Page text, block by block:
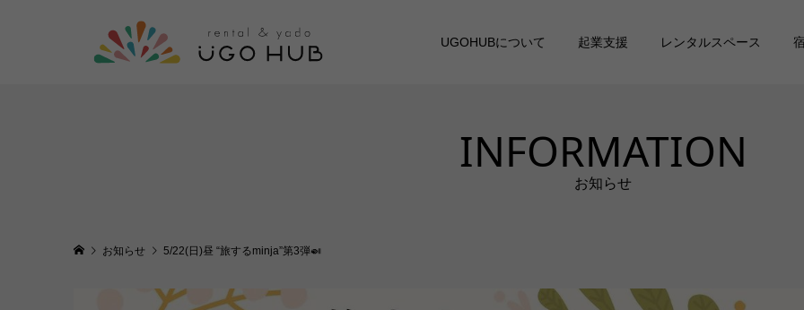
UGOHUBについて 起業支援 レンタルスペース
INFORMATION
お知らせ
お知らせ 5/22(日)昼 “旅するminja”第3弾🍛